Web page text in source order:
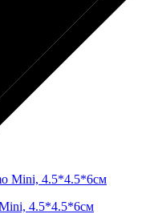
4.5*4.5*6см